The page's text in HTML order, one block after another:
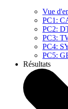
Vue
PC1:
PC2:
PC3:
PC4:
PC5:
Résultats